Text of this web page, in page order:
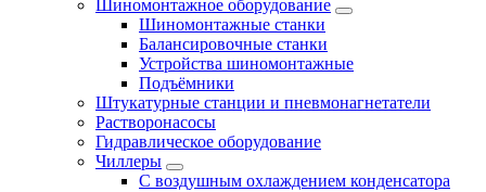
Шиномонтажное оборудование
Шиномонтажные станки
Балансировочные станки
Устройства шиномонтажные
Подъёмники
Штукатурные станции и пневмонагнетатели
Растворонасосы
Гидравлическое оборудование
Чиллеры
С воздушным охлаждением конденсатора